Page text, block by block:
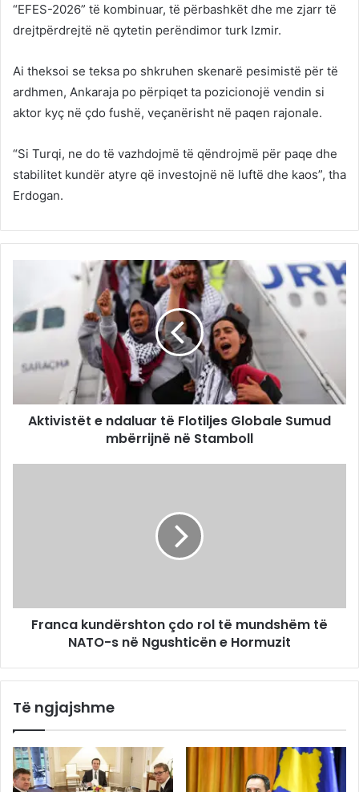
“EFES-2026” të kombinuar, të përbashkët dhe me zjarr të
drejtpërdrejtë në qytetin perëndimor turk Izmir.
Ai theksoi se teksa po shkruhen skenarë pesimistë për të
ardhmen, Ankaraja po përpiqet ta pozicionojë vendin si
aktor kyç në çdo fushë, veçanërisht në paqen rajonale.
“Si Turqi, ne do të vazhdojmë të qëndrojmë për paqe dhe
stabilitet kundër atyre që investojnë në luftë dhe kaos”, tha
Erdogan.
Aktivistët e ndaluar të Flotiljes Globale Sumud
mbërrijnë në Stamboll
Franca kundërshton çdo rol të mundshëm të
NATO-s në Ngushticën e Hormuzit
Të ngjajshme